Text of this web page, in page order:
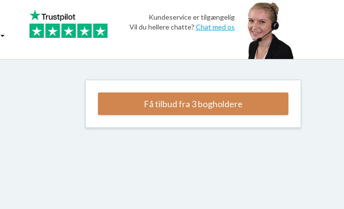
Kundeservice er tilgængelig
Vil du hellere chatte? Chat med os
Få tilbud fra 3 bogholdere